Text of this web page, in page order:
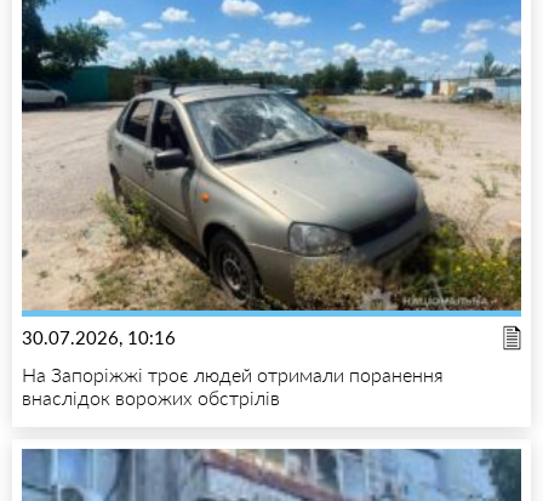
30.07.2026, 10:16
На Запоріжжі троє людей отримали поранення
внаслідок ворожих обстрілів